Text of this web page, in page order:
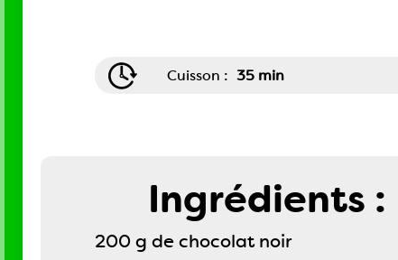
Cuisson : 35 min
Ingrédients :
200 g de chocolat noir